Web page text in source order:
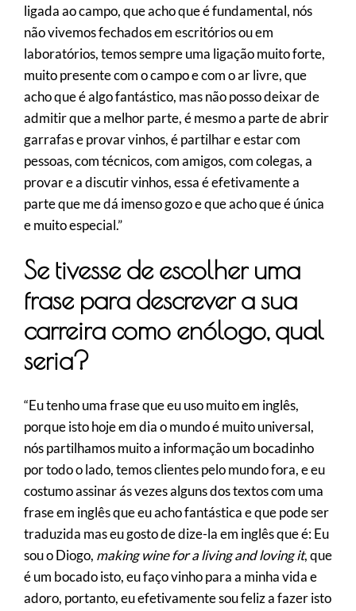
ligada ao campo, que acho que é fundamental, nós
não vivemos fechados em escritórios ou em
laboratórios, temos sempre uma ligação muito forte,
muito presente com o campo e com o ar livre, que
acho que é algo fantástico, mas não posso deixar de
admitir que a melhor parte, é mesmo a parte de abrir
garrafas e provar vinhos, é partilhar e estar com
pessoas, com técnicos, com amigos, com colegas, a
provar e a discutir vinhos, essa é efetivamente a
parte que me dá imenso gozo e que acho que é única
e muito especial.”
Se tivesse de escolher uma
frase para descrever a sua
carreira como enólogo, qual
seria?
“Eu tenho uma frase que eu uso muito em inglês,
porque isto hoje em dia o mundo é muito universal,
nós partilhamos muito a informação um bocadinho
por todo o lado, temos clientes pelo mundo fora, e eu
costumo assinar ás vezes alguns dos textos com uma
frase em inglês que eu acho fantástica e que pode ser
traduzida mas eu gosto de dize-la em inglês que é: Eu
sou o Diogo, making wine for a living and loving it, que
é um bocado isto, eu faço vinho para a minha vida e
adoro, portanto, eu efetivamente sou feliz a fazer isto